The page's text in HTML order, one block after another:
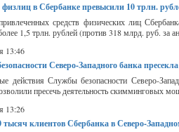
физлиц в Сбербанке превысили 10 трлн.
средств физических лиц
1,5 трлн. рублей (против 318 млрд. руб. за
13:46
Северо-Западного банка
действия Службы безопасности Северо-
пресечь деятельность скимминговых
13:26
тысяч клиентов Сбербанка в Северо-